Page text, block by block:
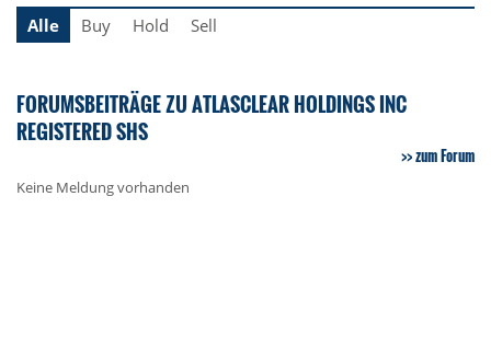
Alle
Buy Hold Sell
FORUMSBEITRÄGE ZU ATLASCLEAR HOLDINGS INC
REGISTERED SHS
zum Forum
Keine Meldung vorhanden